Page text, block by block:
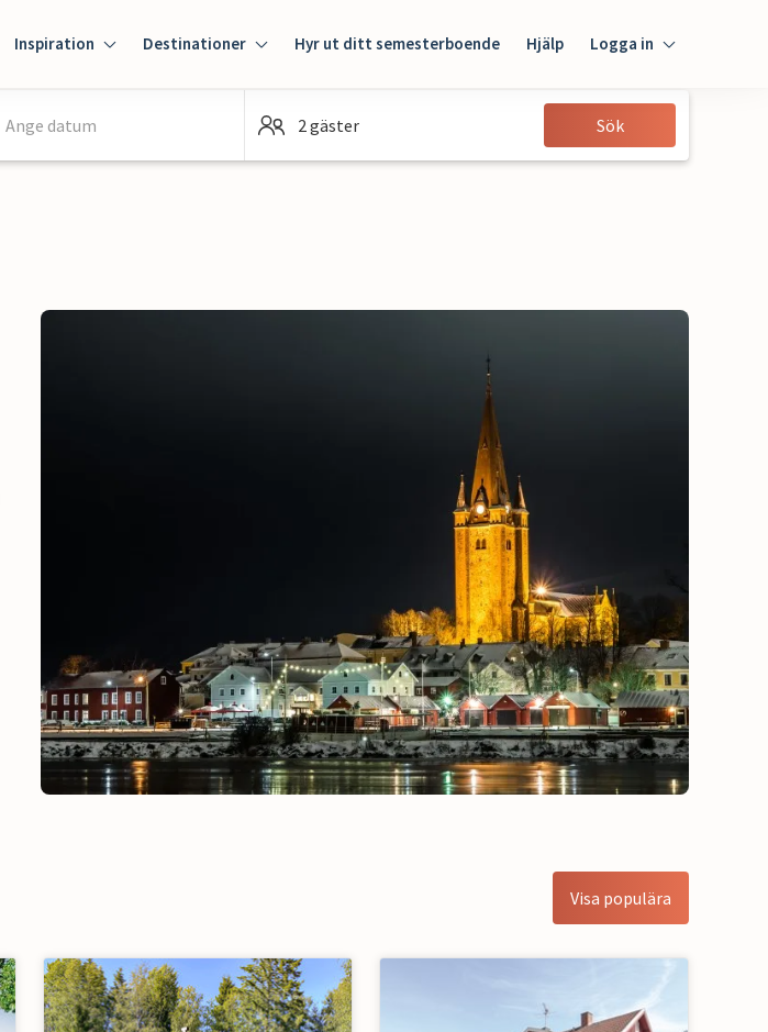
Inspiration Destinationer Hyr ut ditt semesterboende Hjälp Logga in
Gäst
Ange datum 2 gäster Sök
Visa populära